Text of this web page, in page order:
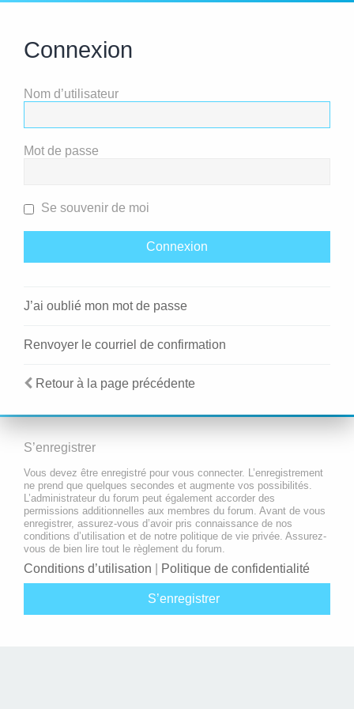
Connexion
Nom d’utilisateur
Mot de passe
Se souvenir de moi
J’ai oublié mon mot de passe
Renvoyer le courriel de confirmation
Retour à la page précédente
S’enregistrer
Vous devez être enregistré pour vous connecter. L’enregistrement
ne prend que quelques secondes et augmente vos possibilités.
L’administrateur du forum peut également accorder des
permissions additionnelles aux membres du forum. Avant de vous
enregistrer, assurez-vous d’avoir pris connaissance de nos
conditions d’utilisation et de notre politique de vie privée. Assurez-
vous de bien lire tout le règlement du forum.
Conditions d’utilisation Politique de confidentialité
S’enregistrer